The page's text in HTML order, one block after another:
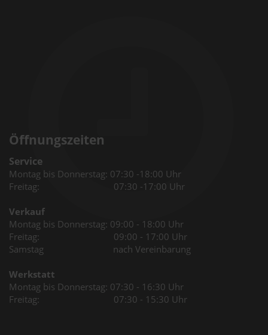
Öffnungszeiten
Service
Montag bis Donnerstag: 07:30 -18:00 Uhr
Freitag: 07:30 -17:00 Uhr
Verkauf
Montag bis Donnerstag: 09:00 - 18:00 Uhr
Freitag: 09:00 - 17:00 Uhr
Samstag nach Vereinbarung
Werkstatt
Montag bis Donnerstag: 07:30 - 16:30 Uhr
Freitag: 07:30 - 15:30 Uhr